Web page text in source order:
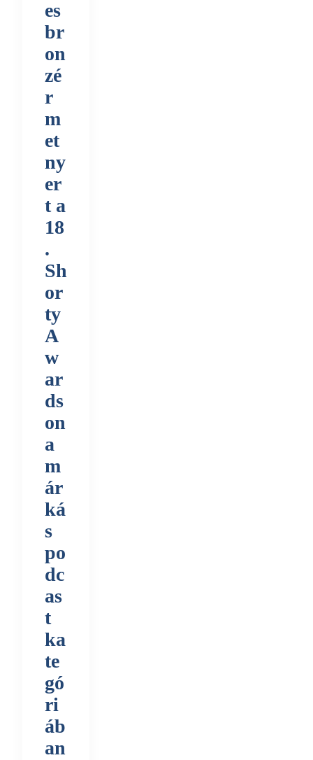
es
br
on
zé
r
m
et
ny
er
t a
18
.
Sh
or
ty
A
w
ar
ds
on
a
m
ár
ká
s
po
dc
as
t
ka
te
gó
ri
áb
an